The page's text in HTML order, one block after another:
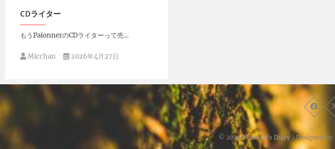
CDライター
もうPaionnerのCDライターって売…
Micchan 2026年4月27日
© 2026Mitsuda's Diary | Designed by: